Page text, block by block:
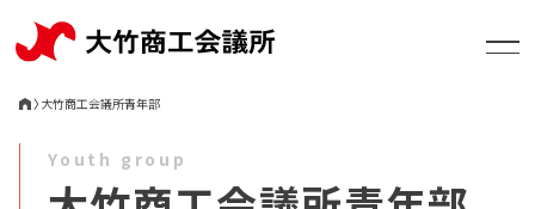
〉 大竹商工会議所青年部
大竹商工会議所について
Youth group